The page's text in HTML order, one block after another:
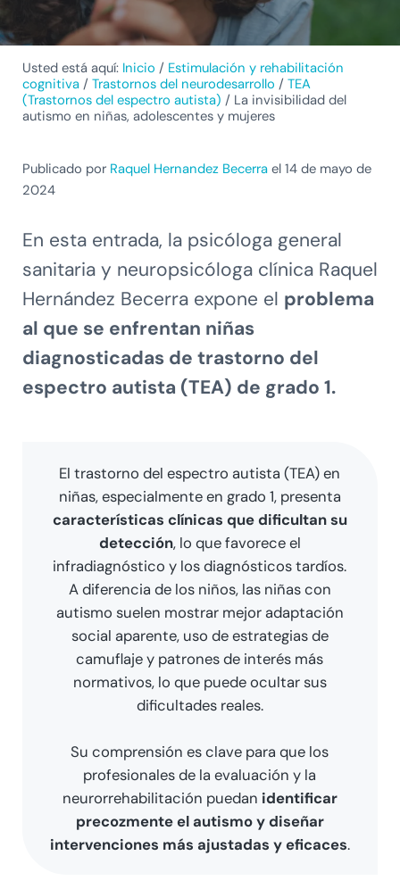
Usted está aquí: Inicio / Estimulación y rehabilitación
cognitiva / Trastornos del neurodesarrollo / TEA
(Trastornos del espectro autista) / La invisibilidad del
autismo en niñas, adolescentes y mujeres
Publicado por Raquel Hernandez Becerrael 14 de mayo de
2024
En esta entrada, la psicóloga general
sanitaria y neuropsicóloga clínica Raquel
Hernández Becerra expone el problema
al que se enfrentan niñas
diagnosticadas de trastorno del
espectro autista (TEA) de grado 1.
El trastorno del espectro autista (TEA) en
niñas, especialmente en grado 1, presenta
características clínicas que dificultan su
detección, lo que favorece el
infradiagnóstico y los diagnósticos tardíos.
A diferencia de los niños, las niñas con
autismo suelen mostrar mejor adaptación
social aparente, uso de estrategias de
camuflaje y patrones de interés más
normativos, lo que puede ocultar sus
dificultades reales.
Su comprensión es clave para que los
profesionales de la evaluación y la
neurorrehabilitación puedan identificar
precozmente el autismo y diseñar
intervenciones más ajustadas y eficaces.